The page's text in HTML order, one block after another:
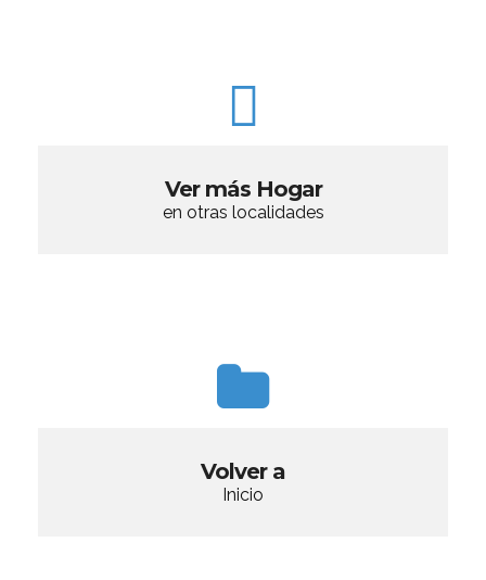
Ver más Hogar
en otras localidades
Volver a
Inicio